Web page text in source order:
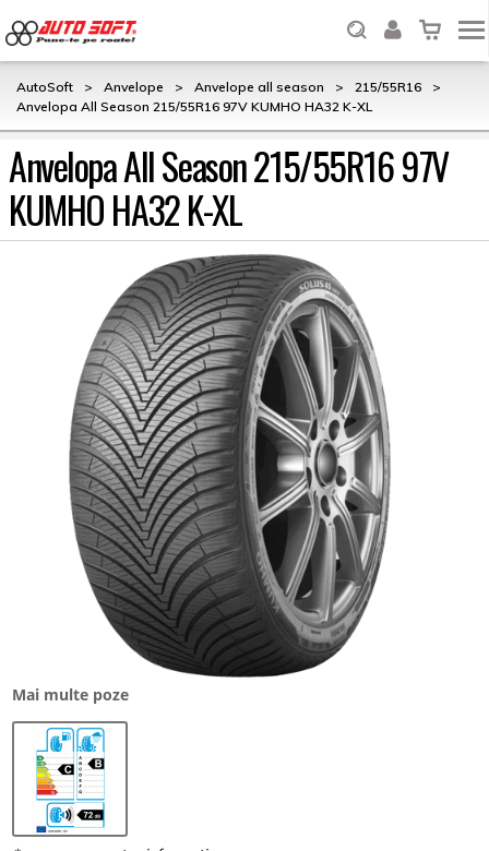
AutoSoft > Anvelope > Anvelope all season > 215/55R16
>
Anvelopa All Season 215/55R16 97V KUMHO HA32 K-XL
Anvelopa All Season 215/55R16 97V
KUMHO HA32 K-XL
Mai multe poze